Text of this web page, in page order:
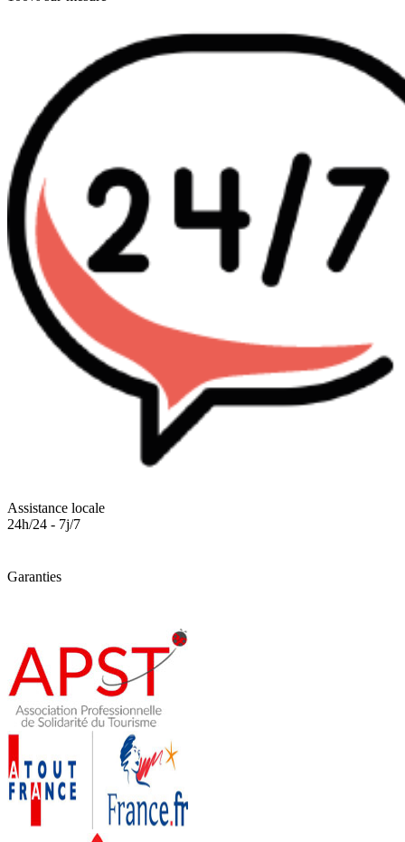
Assistance locale
24h/24 - 7j/7
Garanties